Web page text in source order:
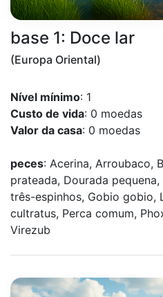
base 1: Doce lar
(Europa Oriental)
Nível mínimo: 1
Custo de vida: 0 moedas
Valor da casa: 0 moedas
peces: Acerina, Arroubaco,
prateada, Dourada
três-espinhos, Gobio gobio,
cultratus, Perca comum,
Virezub